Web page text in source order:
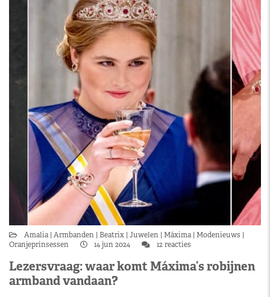
Amalia Armbanden Beatrix Juwelen Máxima Modenieuws
Oranjeprinsessen
14 jun 2024 12 reacties
Lezersvraag: waar komt Máxima’s robijnen
armband vandaan?